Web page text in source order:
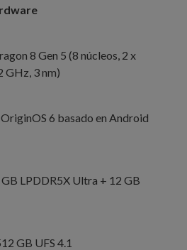
8 Gen 5 (8 núcleos, 2 x
GHz, 3 nm)
6 basado en Android
LPDDR5X Ultra + 12 GB
GB UFS 4.1